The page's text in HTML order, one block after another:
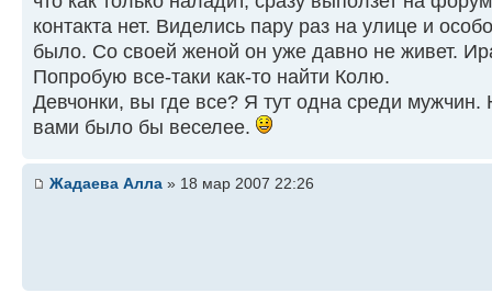
контакта нет. Виделись пару раз на улице и
было. Со своей женой он уже давно не живет.
Попробую все-таки как-то найти Колю.
Девчонки, вы где все? Я тут одна среди
вами было бы веселее.
Жадаева Алла » 18 мар 2007 22:26